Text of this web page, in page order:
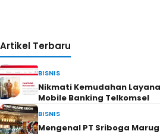
Artikel Terbaru
BISNIS
Nikmati Kemudahan
Mobile Banking Telkomsel
BISNIS
Mengenal PT Sriboga